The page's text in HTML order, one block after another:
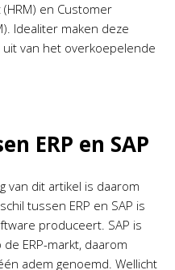
en Customer
Idealiter maken deze
van het overkoepelende
ERP en SAP
van dit artikel is daarom
tussen ERP en SAP is
produceert. SAP is
ERP-markt, daarom
adem genoemd. Wellicht